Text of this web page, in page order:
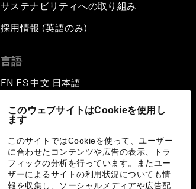
このウェブサイトはCookieを使用し
ます
このサイトではCookieを使って、ユーザー
に合わせたコンテンツや広告の表示、トラ
フィックの分析を行っています。またユー
ザーによるサイトの利用状況についても情
報を収集し、ソーシャルメディアや広告配
サステナビリティへの取り組み
採用情報 (英語のみ)
言語
EN ▪ ES▪中文▪ 日本語